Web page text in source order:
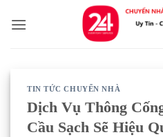
qua
TIN TỨC CHUYỂN NHÀ
Dịch Vụ Thông
Cầu Sạch Sẽ Hiệu